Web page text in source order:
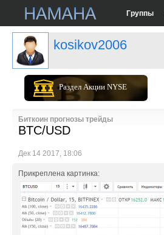
Группы
kosikov2006
Раздел Акции NYSE
Биткоин прогнозы трейды
BTC/USD
Дек 14 2017, 18:06
Прикреплена картинка: